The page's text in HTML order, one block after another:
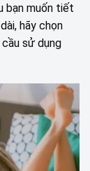
bạn muốn tiết
hãy chọn
sử dụng